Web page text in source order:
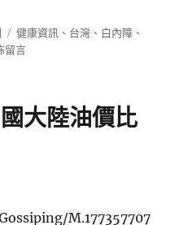
標
籤
健康資訊 、 台灣 、 白內障 、
留言
大陸油價比
M.177357707